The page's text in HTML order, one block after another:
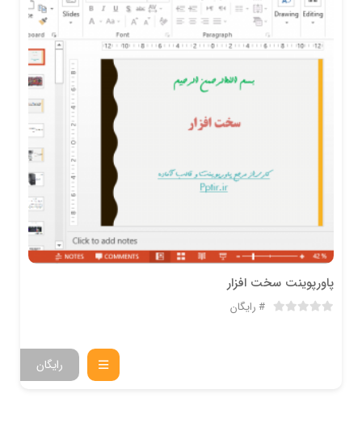
پاورپوینت سخت افزار
رایگان
رایگان